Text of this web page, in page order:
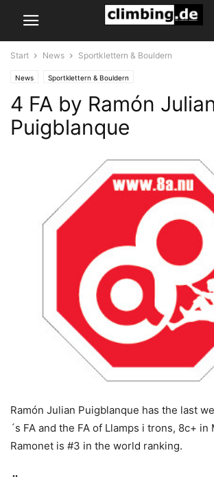
Start News Sportklettern & Bouldern
News Sportklettern & Bouldern
4 FA by Ramón
Puigblanque
Ramón Julian Puigblanque has the last
´s FA and the FA of Llamps i trons, 8c+ in
Ramonet is #3 in the world ranking.